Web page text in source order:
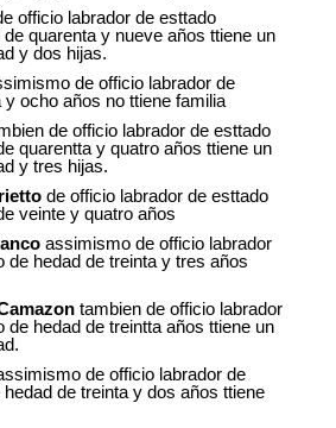
officio labrador de esttado
quarenta y nueve años ttiene un
y dos hijas.
de officio labrador de
y ocho años no ttiene familia
de officio labrador de esttado
quarentta y quatro años ttiene un
y tres hijas.
de officio labrador de esttado
veinte y quatro años
assimismo de officio labrador
de hedad de treinta y tres años
tambien de officio labrador
de hedad de treintta años ttiene un
de officio labrador de
de treinta y dos años ttiene